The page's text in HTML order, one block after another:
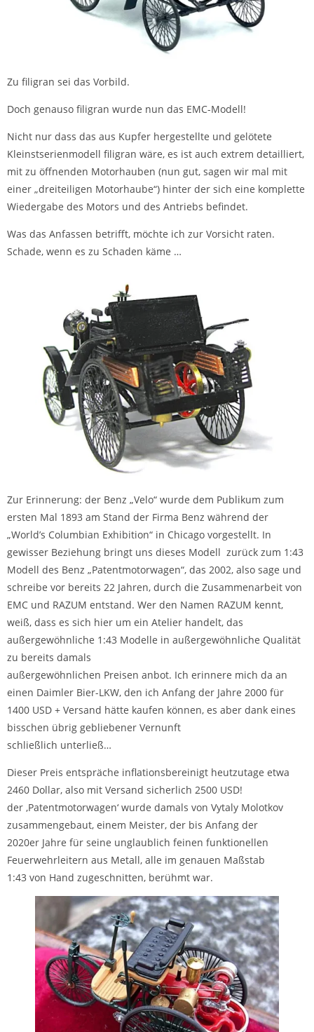
Zu filigran sei das Vorbild.
Doch genauso filigran wurde nun das EMC-Modell!
Nicht nur dass das aus Kupfer hergestellte und gelötete
Kleinstserienmodell filigran wäre, es ist auch extrem detailliert,
mit zu öffnenden Motorhauben (nun gut, sagen wir mal mit
einer „dreiteiligen Motorhaube“) hinter der sich eine komplette
Wiedergabe des Motors und des Antriebs befindet.
Was das Anfassen betrifft, möchte ich zur Vorsicht raten.
Schade, wenn es zu Schaden käme …
Zur Erinnerung: der Benz „Velo“ wurde dem Publikum zum
ersten Mal 1893 am Stand der Firma Benz während der
„World’s Columbian Exhibition“ in Chicago vorgestellt. In
gewisser Beziehung bringt uns dieses Modell zurück zum 1:43
Modell des Benz „Patentmotorwagen“, das 2002, also sage und
schreibe vor bereits 22 Jahren, durch die Zusammenarbeit von
EMC und RAZUM entstand. Wer den Namen RAZUM kennt,
weiß, dass es sich hier um ein Atelier handelt, das
außergewöhnliche 1:43 Modelle in außergewöhnliche Qualität
zu bereits damals
außergewöhnlichen Preisen anbot. Ich erinnere mich da an
einen Daimler Bier-LKW, den ich Anfang der Jahre 2000 für
1400 USD + Versand hätte kaufen können, es aber dank eines
bisschen übrig gebliebener Vernunft
schließlich unterließ…
Dieser Preis entspräche inflationsbereinigt heutzutage etwa
2460 Dollar, also mit Versand sicherlich 2500 USD!
der ‚Patentmotorwagen‘ wurde damals von Vytaly Molotkov
zusammengebaut, einem Meister, der bis Anfang der
2020er Jahre für seine unglaublich feinen funktionellen
Feuerwehrleitern aus Metall, alle im genauen Maßstab
1:43 von Hand zugeschnitten, berühmt war.